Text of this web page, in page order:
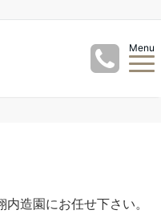
Menu
造園にお任せ下さい。